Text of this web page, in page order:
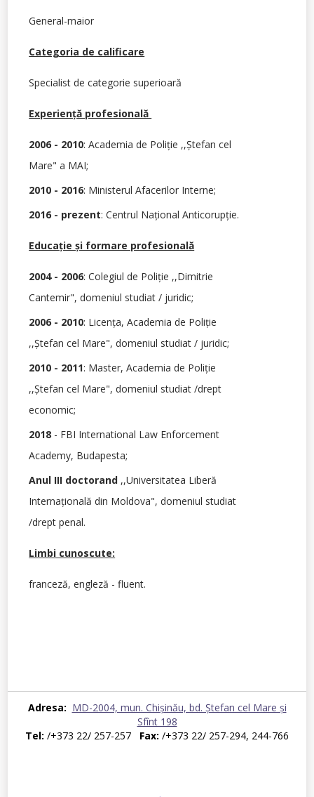
General-maior
Categoria de calificare
Specialist de categorie superioară
Experienţă profesională
2006 - 2010: Academia de Poliţie ,,Ştefan cel
Mare" a MAI;
2010 - 2016: Ministerul Afacerilor Interne;
2016 - prezent: Centrul Naţional Anticorupţie.
Educaţie şi formare profesională
2004 - 2006: Colegiul de Poliţie ,,Dimitrie
Cantemir", domeniul studiat / juridic;
2006 - 2010: Licenţa, Academia de Poliţie
,,Ştefan cel Mare", domeniul studiat / juridic;
2010 - 2011: Master, Academia de Poliţie
,,Ştefan cel Mare", domeniul studiat /drept
economic;
2018 - FBI International Law Enforcement
Academy, Budapesta;
Anul III doctorand ,,Universitatea Liberă
Internațională din Moldova", domeniul studiat
/drept penal.
Limbi cunoscute:
franceză, engleză - fluent.
Adresa: MD-2004, mun. Chișinău, bd. Ştefan cel Mare şi
Sfînt 198
Tel: /+373 22/ 257-257 Fax: /+373 22/ 257-294, 244-766